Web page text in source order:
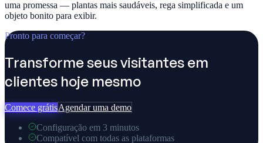
uma promessa — plantas mais saudáveis, rega simplificada e um
objeto bonito para exibir.
Pronto para começar?
Transforme seus visitantes em
clientes hoje mesmo
Comece grátisAgendar uma demo
Configuração em 3 minutos
Compatível com todas as plataformas